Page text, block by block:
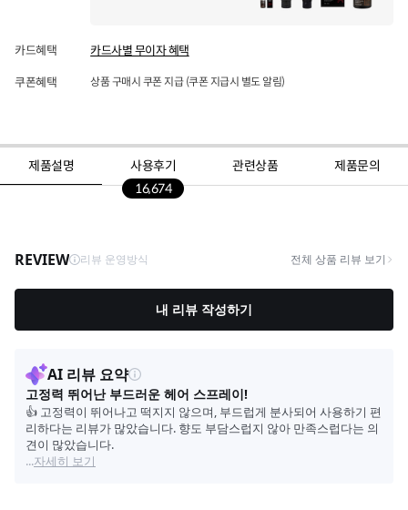
카드혜택 카드사별 무이자 혜택
쿠폰혜택 상품 구매시 쿠폰 지급 (쿠폰 지급시 별도 알림)
제품설명
사용후기
16,674
관련상품 제품문의